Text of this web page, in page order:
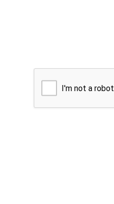
I'm not a robot